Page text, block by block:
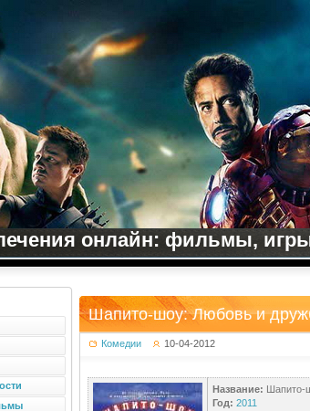
онлайн: фильмы,
Шапито-шоу: Любовь и
Комедии 10-04-2012
Название: Шапито-
Год: 2011